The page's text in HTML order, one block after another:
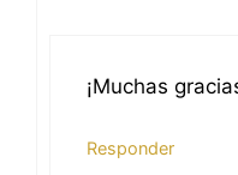
¡Muchas
Responder